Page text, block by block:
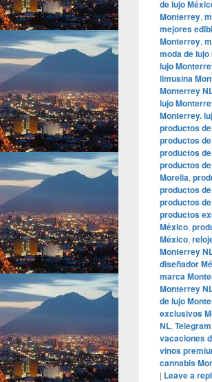
de lujo
Monterrey,
mejores
Monterrey,
moda de
lujo
limusina
Monterrey
lujo
Monterrey.
productos
productos
productos
productos
Morelia,
productos
productos
productos
México,
México,
Monterrey
diseñador
marca
Monterrey
de lujo
exclusivos
NL,
vacaciones
vinos
cannabis
| Leave a